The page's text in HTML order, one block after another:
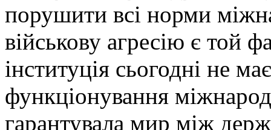
порушити всі норми
військову агресію є той
інституція сьогодні не
функціонування
гарантувала мир між